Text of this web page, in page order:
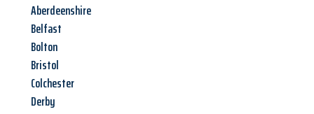
Aberdeenshire
Belfast
Bolton
Bristol
Colchester
Derby